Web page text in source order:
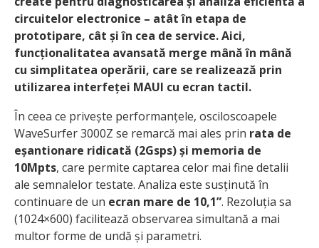
circuitelor electronice – atât în etapa de
prototipare, cât și în cea de service. Aici,
funcționalitatea avansată merge mână în mână
cu simplitatea operării, care se realizează prin
utilizarea interfeței MAUI cu ecran tactil.
În ceea ce privește performanțele, osciloscoapele
WaveSurfer 3000Z se remarcă mai ales prin rata de
eșantionare ridicată (2Gsps) și memoria de
10Mpts, care permite captarea celor mai fine detalii
ale semnalelor testate. Analiza este susținută în
continuare de un ecran mare de 10,1”. Rezoluția sa
(1024×600) facilitează observarea simultană a mai
multor forme de undă și parametri.